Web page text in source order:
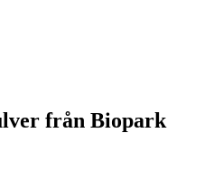
från Biopark